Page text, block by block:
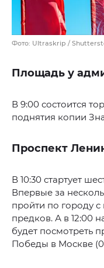
Фото: Ultraskrip /
Площадь у
В 9:00 состоится
поднятия копии
Проспект
В 10:30 стартует
Впервые за
пройти по городу с
предков. А в 12:00
будет посмотреть
Победы в Москве